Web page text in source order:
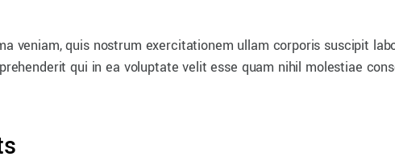
veniam, quis nostrum exercitationem ullam corporis suscipit
qui in ea voluptate velit esse quam nihil molestiae